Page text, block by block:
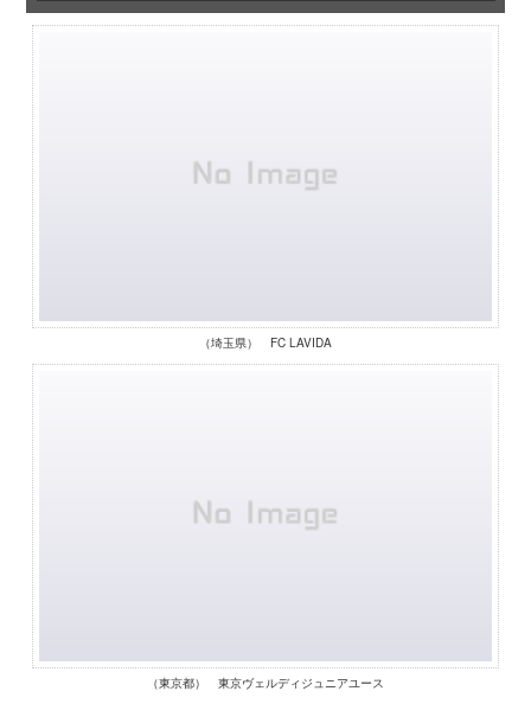
（埼玉県） FC LAVIDA
（東京都） 東京ヴェルディジュニアユース